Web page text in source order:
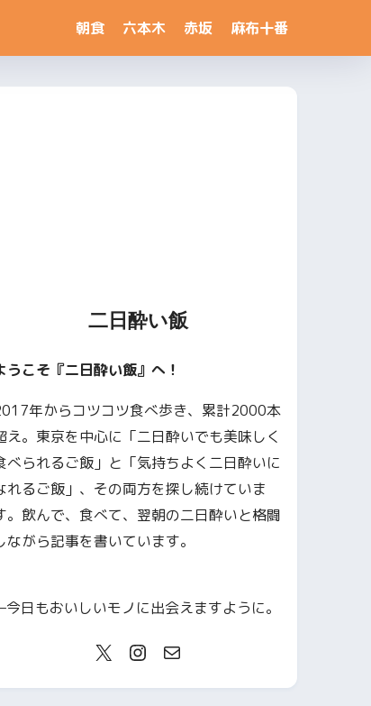
朝食 六本木 赤坂 麻布十番
二日酔い飯
うこそ『二日酔い飯』へ！
年からコツコツ食べ歩き、累計2000本
え。東京を中心に「二日酔いでも美味しく
べられるご飯」と「気持ちよく二日酔いに
れるご飯」、その両方を探し続けていま
。飲んで、食べて、翌朝の二日酔いと格闘
ながら記事を書いています。
日もおいしいモノに出会えますように。